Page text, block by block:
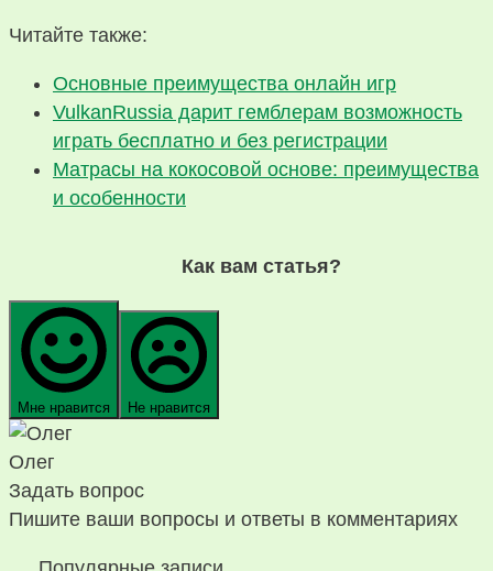
Читайте также:
Основные преимущества онлайн игр
VulkanRussia дарит гемблерам возможность
играть бесплатно и без регистрации
Матрасы на кокосовой основе: преимущества
и особенности
Как вам статья?
Мне нравится Не нравится
Олег
Задать вопрос
Пишите ваши вопросы и ответы в комментариях